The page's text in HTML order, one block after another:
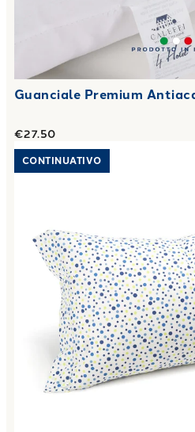
Guanciale Premium
€27.50
Link to "Federa singola pois in
CONTINUATIVO